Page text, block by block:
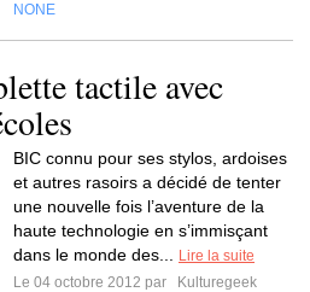
NONE
tactile avec
BIC connu pour ses stylos, ardoises
et autres rasoirs a décidé de tenter
une nouvelle fois l’aventure de la
haute technologie en s’immisçant
dans le monde des...
Lire la suite
Le 04 octobre 2012 par
Kulturegeek